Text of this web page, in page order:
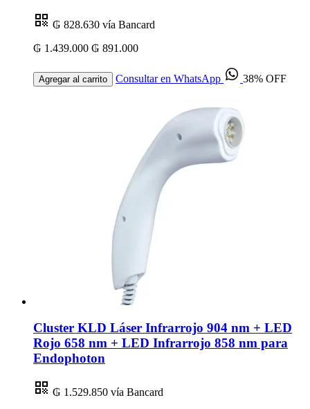
₲ 828.630 vía Bancard
₲ 1.439.000 ₲ 891.000
Agregar al carrito Consultar en WhatsApp 38% OFF
Cluster KLD Láser Infrarrojo 904 nm + LED
Rojo 658 nm + LED Infrarrojo 858 nm para
Endophoton
₲ 1.529.850 vía Bancard